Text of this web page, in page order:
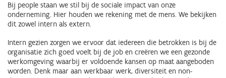
Bij people staan we stil bij de sociale impact van onze
onderneming. Hier houden we rekening met de mens. We bekijken
dit zowel intern als extern.
Intern gezien zorgen we ervoor dat iedereen die betrokken is bij de
organisatie zich goed voelt bij de job en creëren we een gezonde
werkomgeving waarbij er voldoende kansen op maat aangeboden
worden. Denk maar aan werkbaar werk, diversiteit en non-